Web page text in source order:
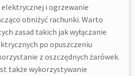
i ogrzewanie
obniżyć rachunki. Warto
zasad takich jak wyłączanie
po opuszczeniu
z oszczędnych żarówek.
także wykorzystywanie